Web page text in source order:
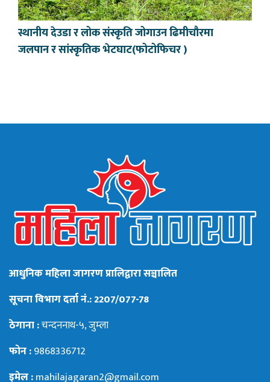
स्थानीय देउडा र लोक संस्कृति जोगाउन ढिमीचौरमा
जलपान र सांस्कृतिक भेटघाट(फोटोफिचर )
आधुनिक महिला जागरण प्रालिद्वारा सञ्चालित
सूचना विभाग दर्ता नं.: 2207/077-78
ठेगाना :चन्दननाथ-५, जुम्ला
फोन :9868336712
इमेल :mahilajagaran2@gmail.com